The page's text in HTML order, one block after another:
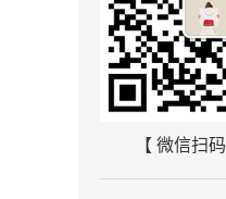
【 微信扫